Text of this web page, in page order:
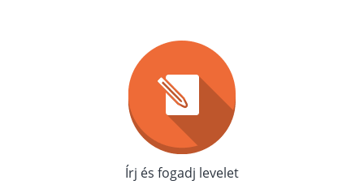
Írj és fogadj levelet